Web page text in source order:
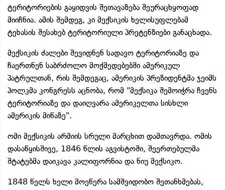
ტერიტორიების გაყიდვის შეთავაზება შეურაცხყოფად
მიიჩნია. ამის შემდეგ, კი მექსიკის ხელისუფლებამ
ტეხასის შესახებ ტერიტორიული პრეტენზიები განაცხადა.
მექსიკის ძალები შევიდნენ სადავო ტერიტორიაზე და
ჩაერთნენ საბრძოლო მოქმედებებში ამერიკულ
პატრულთან, რის შემდეგაც, ამერიკის პრეზიდენტმა ჯეიმს
პოლკმა კონგრესს აცნობა, რომ "მექსიკა შემოიჭრა ჩვენს
ტერიტორიაზე და დაიღვარა ამერიკელთა სისხლი
ამერიკის მიწაზე".
ომი მექსიკის არმიის სრული მარცხით დამთავრდა. ომის
დასაწყისშივე, 1846 წლის აგვისტოში, შეერთებულმა
შტატებმა დაიკავა კალიფორნია და ნიუ მექსიკო.
1848 წელს ხელი მოეწერა სამშვიდობო შეთანხმებას,